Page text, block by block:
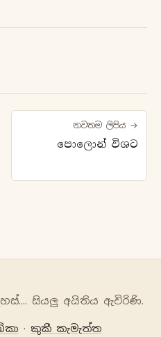
නවතම ලිපිය →
පොලොන් විශට
සියලු අයිතිය ඇවිරිණි.
· කුකී කැමැත්ත